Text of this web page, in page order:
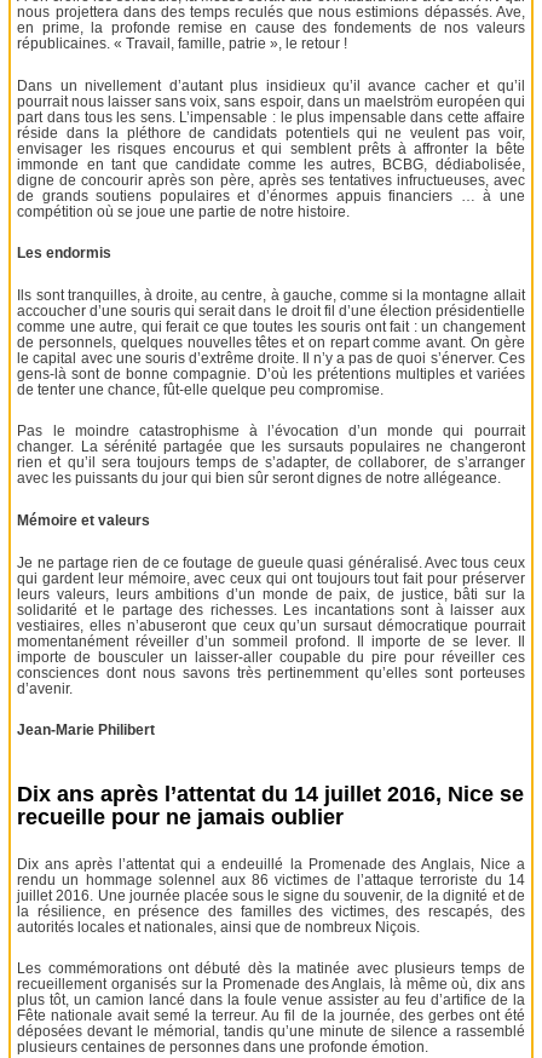
nous projettera dans des temps reculés que nous estimions dépassés. Ave,
en prime, la profonde remise en cause des fondements de nos valeurs
républicaines. « Travail, famille, patrie », le retour !
Dans un nivellement d’autant plus insidieux qu’il avance cacher et qu’il
pourrait nous laisser sans voix, sans espoir, dans un maelström européen qui
part dans tous les sens. L’impensable : le plus impensable dans cette affaire
réside dans la pléthore de candidats potentiels qui ne veulent pas voir,
envisager les risques encourus et qui semblent prêts à affronter la bête
immonde en tant que candidate comme les autres, BCBG, dédiabolisée,
digne de concourir après son père, après ses tentatives infructueuses, avec
de grands soutiens populaires et d’énormes appuis financiers … à une
compétition où se joue une partie de notre histoire.
Les endormis
Ils sont tranquilles, à droite, au centre, à gauche, comme si la montagne allait
accoucher d’une souris qui serait dans le droit fil d’une élection présidentielle
comme une autre, qui ferait ce que toutes les souris ont fait : un changement
de personnels, quelques nouvelles têtes et on repart comme avant. On gère
le capital avec une souris d’extrême droite. Il n’y a pas de quoi s’énerver. Ces
gens-là sont de bonne compagnie. D’où les prétentions multiples et variées
de tenter une chance, fût-elle quelque peu compromise.
Pas le moindre catastrophisme à l’évocation d’un monde qui pourrait
changer. La sérénité partagée que les sursauts populaires ne changeront
rien et qu’il sera toujours temps de s’adapter, de collaborer, de s’arranger
avec les puissants du jour qui bien sûr seront dignes de notre allégeance.
Mémoire et valeurs
Je ne partage rien de ce foutage de gueule quasi généralisé. Avec tous ceux
qui gardent leur mémoire, avec ceux qui ont toujours tout fait pour préserver
leurs valeurs, leurs ambitions d’un monde de paix, de justice, bâti sur la
solidarité et le partage des richesses. Les incantations sont à laisser aux
vestiaires, elles n’abuseront que ceux qu’un sursaut démocratique pourrait
momentanément réveiller d’un sommeil profond. Il importe de se lever. Il
importe de bousculer un laisser-aller coupable du pire pour réveiller ces
consciences dont nous savons très pertinemment qu’elles sont porteuses
d’avenir.
Jean-Marie Philibert
Dix ans après l’attentat du 14 juillet 2016, Nice se
recueille pour ne jamais oublier
Dix ans après l’attentat qui a endeuillé la Promenade des Anglais, Nice a
rendu un hommage solennel aux 86 victimes de l’attaque terroriste du 14
juillet 2016. Une journée placée sous le signe du souvenir, de la dignité et de
la résilience, en présence des familles des victimes, des rescapés, des
autorités locales et nationales, ainsi que de nombreux Niçois.
Les commémorations ont débuté dès la matinée avec plusieurs temps de
recueillement organisés sur la Promenade des Anglais, là même où, dix ans
plus tôt, un camion lancé dans la foule venue assister au feu d’artifice de la
Fête nationale avait semé la terreur. Au fil de la journée, des gerbes ont été
déposées devant le mémorial, tandis qu’une minute de silence a rassemblé
plusieurs centaines de personnes dans une profonde émotion.